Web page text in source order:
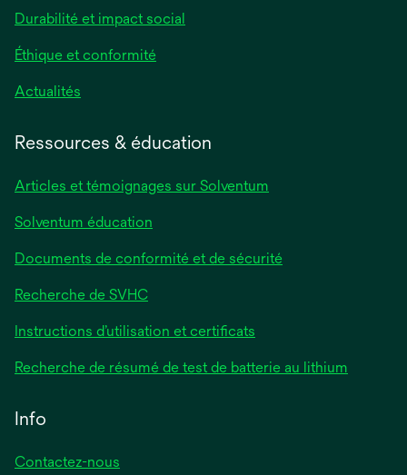
Durabilité et impact social
Éthique et conformité
Actualités
Ressources & éducation
Articles et témoignages sur Solventum
Solventum éducation
Documents de conformité et de sécurité
Recherche de SVHC
Instructions d’utilisation et certificats
Recherche de résumé de test de batterie au lithium
Info
Contactez-nous